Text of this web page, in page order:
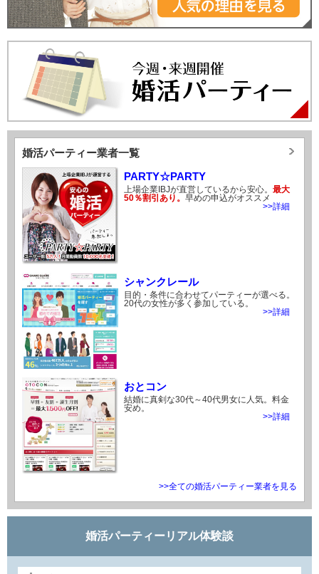
婚活パーティー業者一覧
PARTY☆PARTY
上場企業IBJが直営しているから安心。 最大
50％割引あり。 早めの申込がオススメ
>>詳細
シャンクレール
目的・条件に合わせてパーティーが選べる。
20代の女性が多く参加している。
>>詳細
おとコン
結婚に真剣な30代～40代男女に人気。料金
安め。
>>詳細
>>全ての婚活パーティー業者を見る
婚活パーティーリアル体験談